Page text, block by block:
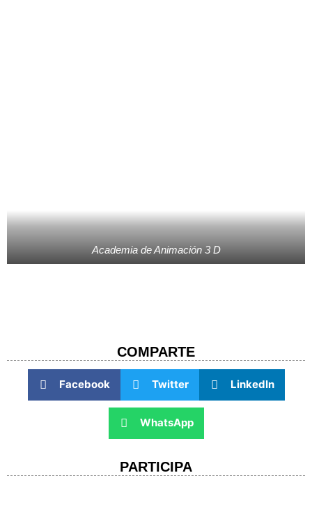
Academia de Animación 3 D
COMPARTE​
Facebook Twitter LinkedIn
WhatsApp
PARTICIPA